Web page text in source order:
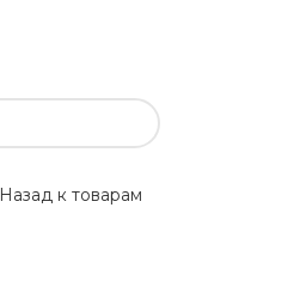
Назад к товарам